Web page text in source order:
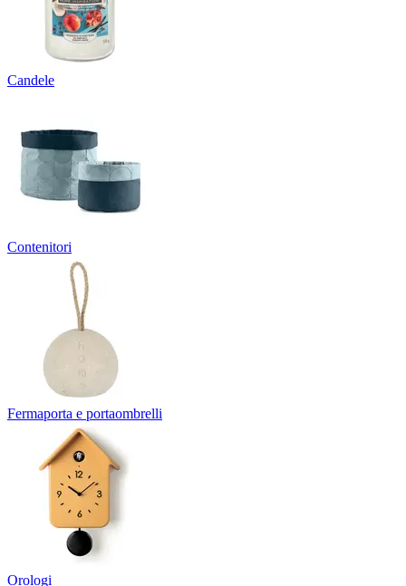
Candele
Contenitori
Fermaporta e portaombrelli
Orologi